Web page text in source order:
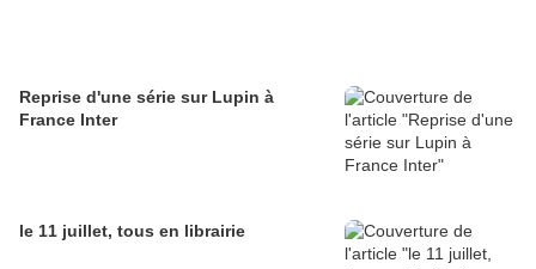
Reprise d'une série sur Lupin à
France Inter
le 11 juillet, tous en librairie